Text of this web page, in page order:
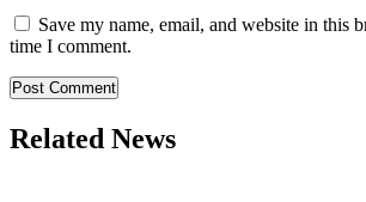
Save my name, email, and website in this
time I comment.
Related News